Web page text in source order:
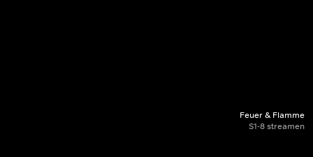
Feuer & Flamme
S1-8 streamen